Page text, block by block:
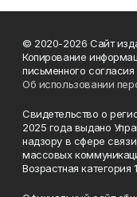
© 2020-2026 Сайт
Копирование
письменного
Об использовании
Свидетельство о
2025 года выдано
надзору в сфере
массовых
Возрастная категория